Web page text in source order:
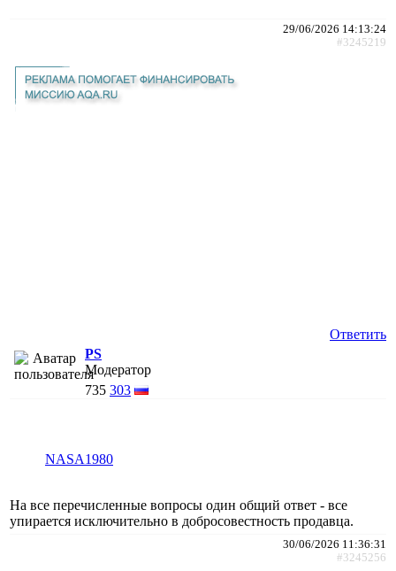
29/06/2026 14:13:24
#3245219
Ответить
PS
Модератор
735 303
NASA1980
На все перечисленные вопросы один общий ответ - все
упирается исключительно в добросовестность продавца.
30/06/2026 11:36:31
#3245256